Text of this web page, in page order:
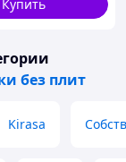
Купить
без плит
Kirasa